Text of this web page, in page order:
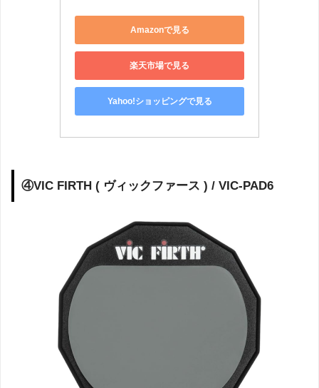
Amazonで見る
楽天市場で見る
Yahoo!ショッピングで見る
④VIC FIRTH ( ヴィックファース ) / VIC-PAD6